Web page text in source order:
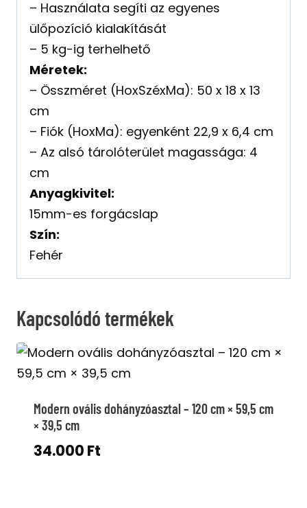
– Használata segíti az egyenes
ülőpozíció kialakítását
– 5 kg-ig terhelhető
Méretek:
– Összméret (HoxSzéxMa): 50 x 18 x 13
cm
– Fiók (HoxMa): egyenként 22,9 x 6,4 cm
– Az alsó tárolóterület magassága: 4
cm
Anyagkivitel:
15mm-es forgácslap
Szín:
Fehér
Kapcsolódó termékek
Modern ovális dohányzóasztal – 120 cm × 59,5 cm
× 39,5 cm
34.000 Ft